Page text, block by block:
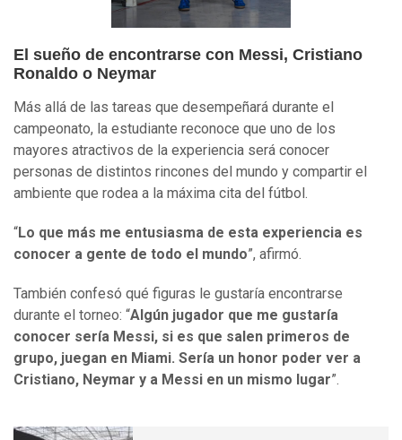
El sueño de encontrarse con Messi, Cristiano
Ronaldo o Neymar
Más allá de las tareas que desempeñará durante el
campeonato, la estudiante reconoce que uno de los
mayores atractivos de la experiencia será conocer
personas de distintos rincones del mundo y compartir el
ambiente que rodea a la máxima cita del fútbol.
“Lo que más me entusiasma de esta experiencia es
conocer a gente de todo el mundo”, afirmó.
También confesó qué figuras le gustaría encontrarse
durante el torneo: “Algún jugador que me gustaría
conocer sería Messi, si es que salen primeros de
grupo, juegan en Miami. Sería un honor poder ver a
Cristiano, Neymar y a Messi en un mismo lugar”.